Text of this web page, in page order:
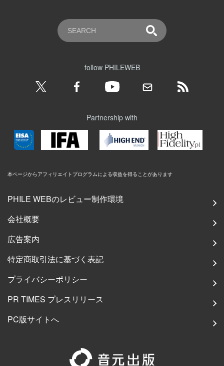
follow PHILEWEB
Partnership with
本ページからアフィリエイトプログラムによる収益を得ることがあります
PHILE WEBのレビュー制作環境
会社概要
広告案内
特定商取引法に基づく表記
プライバシーポリシー
PR TIMES プレスリリース
PC版サイトへ